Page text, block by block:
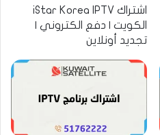
اشتراك iStar Korea IPTV
الكويت | دفع الكتروني |
تجديد أونلاين